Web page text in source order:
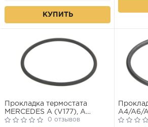
КУПИТЬ
Прокладка термостата
MERCEDES A (V177), A
(W176), A (W177), AMG GT
0 отзывов
A4/A6/
2.8/